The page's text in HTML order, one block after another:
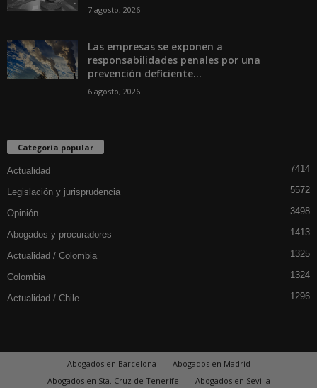
7 agosto, 2026
Las empresas se exponen a
responsabilidades penales por una
prevención deficiente...
6 agosto, 2026
Categoría popular
Actualidad 7414
Legislación y jurisprudencia 5572
Opinión 3498
Abogados y procuradores 1413
Actualidad / Colombia 1325
Colombia 1324
Actualidad / Chile 1296
Abogados en Barcelona
Abogados en Madrid
Abogados en Sta. Cruz de Tenerife
Abogados en Sevilla